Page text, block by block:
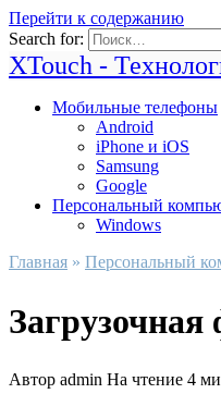
Перейти к содержанию
Search for:
XTouch -
Мобильные телефоны
Android
iPhone и iOS
Samsung
Google
Персональный
Windows
Главная » Персональный
Автор admin На чтение 4